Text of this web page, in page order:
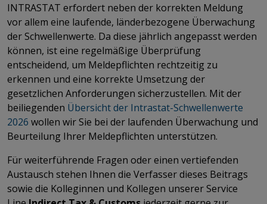
INTRASTAT erfordert neben der korrekten Meldung
vor allem eine laufende, länderbezogene Überwachung
der Schwellenwerte. Da diese jährlich angepasst werden
können, ist eine regelmäßige Überprüfung
entscheidend, um Meldepflichten rechtzeitig zu
erkennen und eine korrekte Umsetzung der
gesetzlichen Anforderungen sicherzustellen. Mit der
beiliegenden Übersicht der Intrastat-Schwellenwerte
2026 ​​​​​​​ wollen wir Sie bei der laufenden Überwachung und
Beurteilung Ihrer Meldepflichten unterstützen.
Für weiterführende Fragen oder einen vertiefenden
Austausch stehen Ihnen die Verfasser dieses Beitrags
sowie die Kolleginnen und Kollegen unserer Service